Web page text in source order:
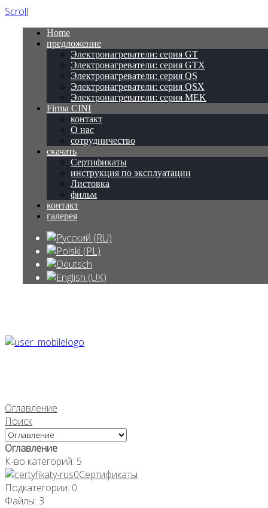
Scroll
Home
предложение
Электронагреватели: серия GT
Электронагреватели: серия GTX
Электронагреватели: серия QS
Электронагреватели: серия QSX
Электронагреватели: серия MEK
Firma CINI
контакт
О нас
сотрудничество
скачать
Сертификаты
инструкция по эксплуатации
Листовка
фильм
контакт
галерея
Оглавление
Поиск
Оглавление
К-во категорий: 5
Сертификаты
Подкатегории: 0
Файлы: 3